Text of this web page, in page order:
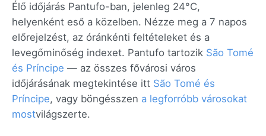
Élő időjárás Pantufo-ban, jelenleg 24°C,
helyenként eső a közelben. Nézze meg a 7 napos
előrejelzést, az óránkénti feltételeket és a
levegőminőség indexet. Pantufo tartozik São Tomé
és Príncipe — az összes fővárosi város
időjárásának megtekintése itt São Tomé és
Príncipe, vagy böngésszen a legforróbb városokat
mostvilágszerte.